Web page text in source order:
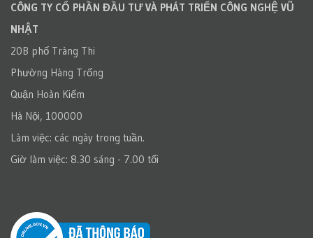
CÔNG TY CỔ PHẦN ĐẦU TƯ VÀ PHÁT TRIỂN CÔNG NGHỆ VŨ
NHẬT
20B phố Tràng Thi
Phường Hàng Trống
Quận Hoàn Kiếm
Hà Nội, 100000
Làm việc: các ngày trong tuần.
Giờ làm việc: 8.30 sáng - 7.00 tối